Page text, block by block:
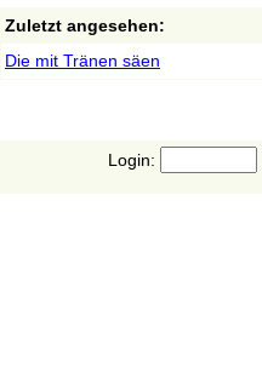
Zuletzt angesehen:
Die mit Tränen säen
Login: